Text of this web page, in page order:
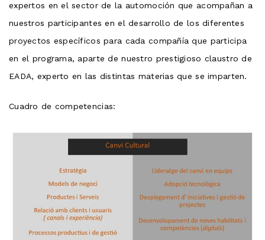
expertos en el sector de la automoción que acompañan a
nuestros participantes en el desarrollo de los diferentes
proyectos específicos para cada compañía que participa
en el programa, aparte de nuestro prestigioso claustro de
EADA, experto en las distintas materias que se imparten.
Cuadro de competencias: